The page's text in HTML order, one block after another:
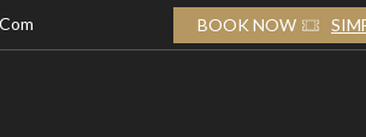
BANGSA 2026 BOOK NOW